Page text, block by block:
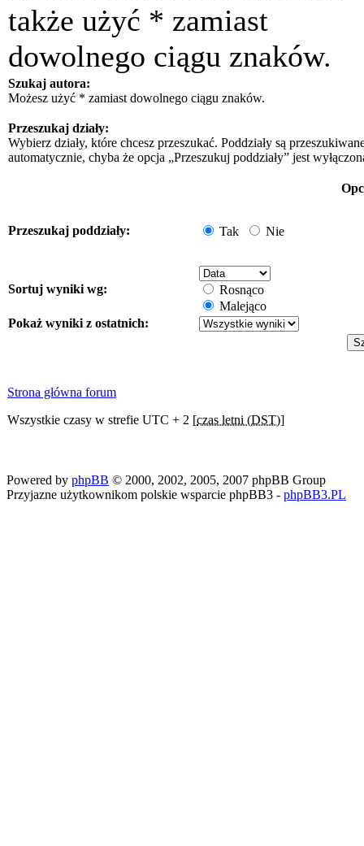
także użyć * zamiast
dowolnego ciągu znaków.
Szukaj autora:
Możesz użyć * zamiast dowolnego ciągu znaków.
Przeszukaj działy:
Wybierz działy, które chcesz przeszukać. Poddziały są
automatycznie, chyba że opcja „Przeszukuj poddziały” jest
Przeszukaj poddziały: Tak Nie
Sortuj wyniki wg:
Rosnąco
Malejąco
Pokaż wyniki z ostatnich:
Strona główna forum
Wszystkie czasy w strefie UTC + 2 [czas letni (DST)]
Powered by phpBB © 2000, 2002, 2005, 2007 phpBB Group
Przyjazne użytkownikom polskie wsparcie phpBB3 - phpBB3.PL